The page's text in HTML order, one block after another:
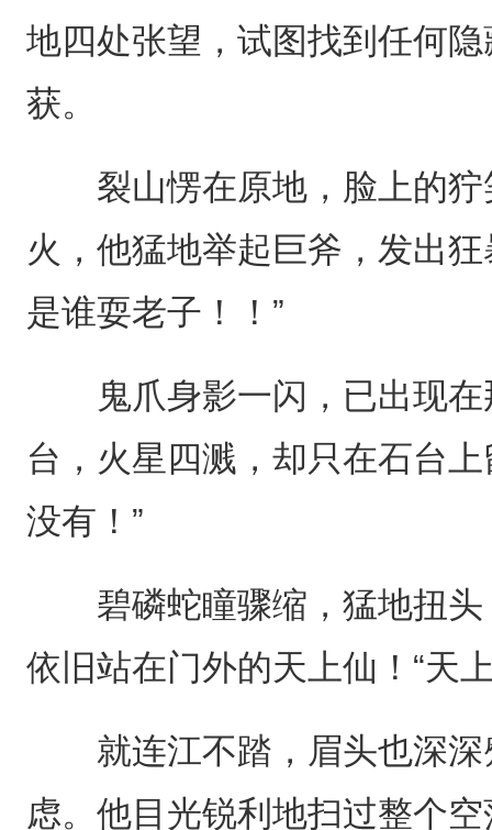
地四处张望，试图找到任何
获。
裂山愣在原地，脸上的狞
火，他猛地举起巨斧，发出
是谁耍老子！！”
鬼爪身影一闪，已出现在
台，火星四溅，却只在石台
没有！”
碧磷蛇瞳骤缩，猛地扭头
依旧站在门外的天上仙！“天
就连江不踏，眉头也深深
虑。他目光锐利地扫过整个